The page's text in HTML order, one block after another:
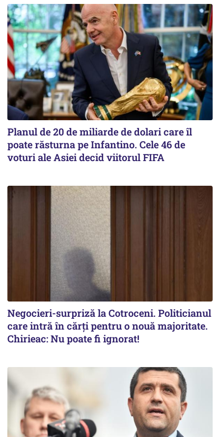
Planul de 20 de miliarde de dolari care îl
poate răsturna pe Infantino. Cele 46 de
voturi ale Asiei decid viitorul FIFA
Negocieri-surpriză la Cotroceni. Politicianul
care intră în cărți pentru o nouă majoritate.
Chirieac: Nu poate fi ignorat!